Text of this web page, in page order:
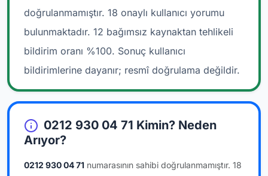
doğrulanmamıştır. 18 onaylı kullanıcı yorumu
bulunmaktadır. 12 bağımsız kaynaktan tehlikeli
bildirim oranı %100. Sonuç kullanıcı
bildirimlerine dayanır; resmî doğrulama değildir.
0212 930 04 71 Kimin? Neden
Arıyor?
0212 930 04 71 numarasının sahibi doğrulanmamıştır. 18